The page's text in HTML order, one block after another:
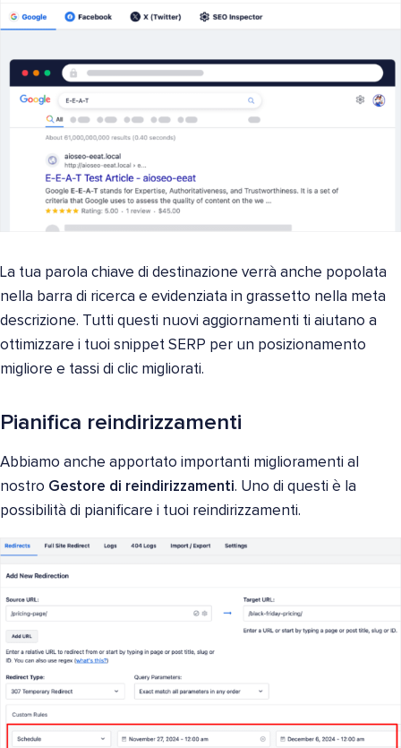
La tua parola chiave di destinazione verrà anche popolata
nella barra di ricerca e evidenziata in grassetto nella meta
descrizione. Tutti questi nuovi aggiornamenti ti aiutano a
ottimizzare i tuoi snippet SERP per un posizionamento
migliore e tassi di clic migliorati.
Pianifica reindirizzamenti
Abbiamo anche apportato importanti miglioramenti al
nostro Gestore di reindirizzamenti. Uno di questi è la
possibilità di pianificare i tuoi reindirizzamenti.